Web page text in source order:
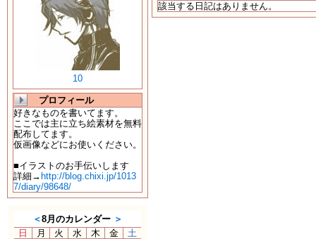
10
プロフィール
好きなものを書いてます。
ここでは主に立ち絵素材を無料
配布してます。
仮画像などにお使いください。
■イラストのお手伝いします
詳細→ http://blog.chixi.jp/1013
7/diary/98648/
＜8月のカレンダー ＞
日
月 火 水 木 金
土
該当する日記はありません。